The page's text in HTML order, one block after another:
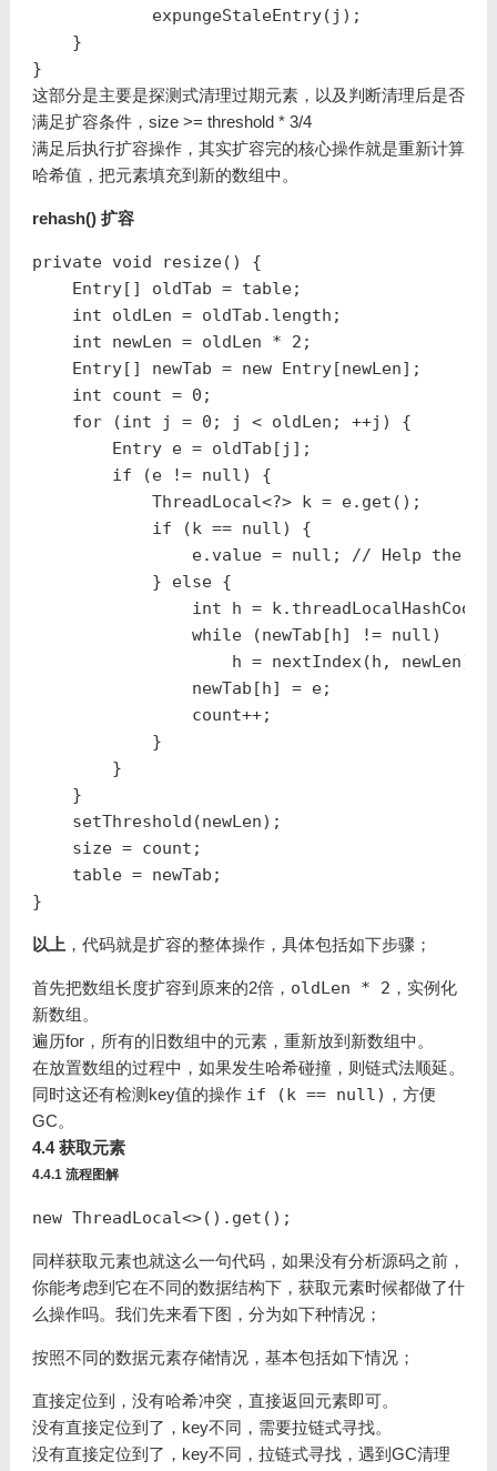
expungeStaleEntry( j );
}
}
这部分是主要是探测式清理过期元素，以及判断清理后是否
满足扩容条件，size >= threshold * 3/4
满足后执行扩容操作，其实扩容完的核心操作就是重新计算
哈希值，把元素填充到新的数组中。
rehash() 扩容
private void resize()
{
Entry[] oldTab = table;
int
oldLen = oldTab . length ;
int
newLen = oldLen * 2 ;
Entry[] newTab = new Entry[newLen];
int
count = 0 ;
for
(int j = 0 ; j < oldLen ; ++j )
{
Entry e = oldTab [ j ];
if
(e != null)
{
ThreadLocal<?> k = e. get ();
if
(k == null)
{
e. value = null ;
// Help the GC
}
else {
int
h = k. threadLocalHashCode
while
(newTab [h] != null)
h = nextIndex(h , newLen);
newTab [h] = e;
count++;
}
}
}
setThreshold (newLen);
size = count ;
table = newTab ;
}
以上 ，代码就是扩容的整体操作，具体包括如下步骤；
首先把数组长度扩容到原来的2倍， oldLen * 2 ，实例化
新数组。
遍历for，所有的旧数组中的元素，重新放到新数组中。
在放置数组的过程中，如果发生哈希碰撞，则链式法顺延。
同时这还有检测key值的操作 if (k == null) ，方便
GC。
4.4 获取元素
4.4.1 流程图解
new ThreadLocal<>().get();
同样获取元素也就这么一句代码，如果没有分析源码之前，
你能考虑到它在不同的数据结构下，获取元素时候都做了什
么操作吗。我们先来看下图，分为如下种情况；
按照不同的数据元素存储情况，基本包括如下情况；
直接定位到，没有哈希冲突，直接返回元素即可。
没有直接定位到了，key不同，需要拉链式寻找。
没有直接定位到了，key不同，拉链式寻找，遇到GC清理